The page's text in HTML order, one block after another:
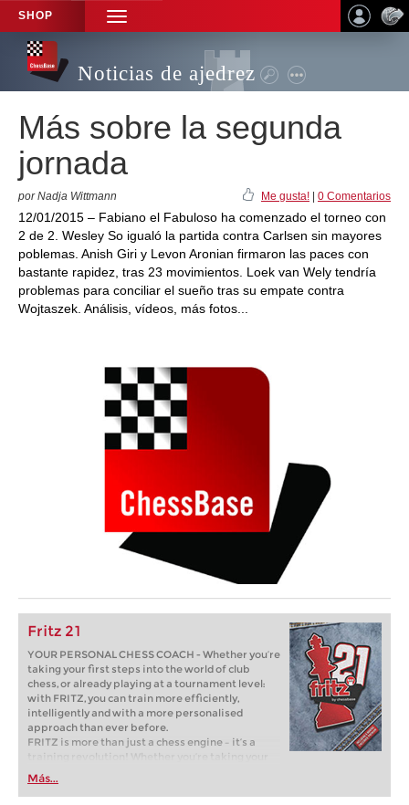
SHOP
TOGGLE
NAVIGATION
Noticias de ajedrez
Más sobre la segunda
jornada
por Nadja Wittmann Me gusta! 0 Comentarios
12/01/2015 – Fabiano el Fabuloso ha comenzado el torneo con
2 de 2. Wesley So igualó la partida contra Carlsen sin mayores
poblemas. Anish Giri y Levon Aronian firmaron las paces con
bastante rapidez, tras 23 movimientos. Loek van Wely tendría
problemas para conciliar el sueño tras su empate contra
Wojtaszek. Análisis, vídeos, más fotos...
Fritz 21
YOUR PERSONAL CHESS COACH - Whether you’re
taking your first steps into the world of club
chess, or already playing at a tournament level:
with FRITZ, you can train more efficiently,
intelligently and with a more personalised
approach than ever before.
FRITZ is more than just a chess engine – it’s a
training revolution! Whether you’re taking your
first steps into the world of club chess, or already
playing at a tournament level: with FRITZ, you can
train more efficiently, intelligently and with a
Más...